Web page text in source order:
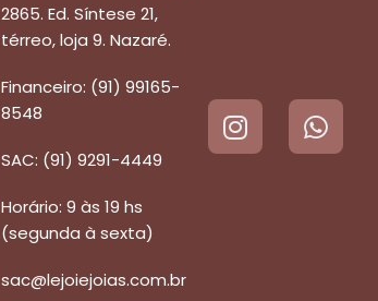
2865. Ed. Síntese 21,
térreo, loja 9. Nazaré.
Financeiro: (91) 99165-
8548
SAC: (91) 9291-4449
Horário: 9 às 19 hs
(segunda à sexta)
sac@lejoiejoias.com.br